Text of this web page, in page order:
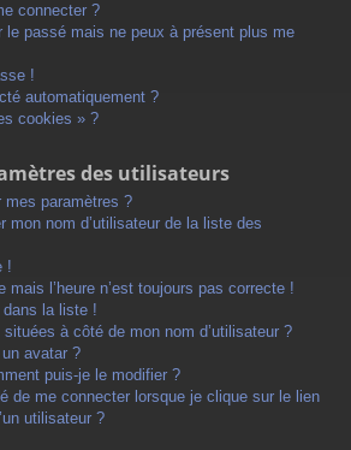
connecter ?
le passé mais ne peux à présent plus me
!
automatiquement ?
cookies » ?
des utilisateurs
mes paramètres ?
mon nom d’utilisateur de la liste des
!
mais l’heure n’est toujours pas correcte !
dans la liste !
à côté de mon nom d’utilisateur ?
avatar ?
puis-je le modifier ?
de me connecter lorsque je clique sur le lien
utilisateur ?